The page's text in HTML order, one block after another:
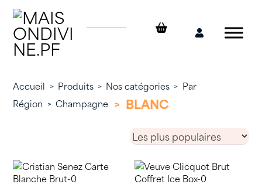
Skip
content
Mon
Accueil > Produits > Nos catégories > Par
Région > Champagne > BLANC